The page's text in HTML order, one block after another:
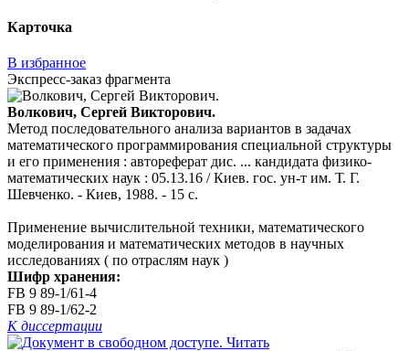
Карточка
В избранное
Экспресс-заказ фрагмента
Волкович, Сергей Викторович.
Метод последовательного анализа вариантов в задачах
математического программирования специальной структуры
и его применения : автореферат дис. ... кандидата физико-
математических наук : 05.13.16 / Киев. гос. ун-т им. Т. Г.
Шевченко. - Киев, 1988. - 15 с.
Применение вычислительной техники, математического
моделирования и математических методов в научных
исследованиях ( по отраслям наук )
Шифр хранения:
FB 9 89-1/61-4
FB 9 89-1/62-2
К диссертации
Читать